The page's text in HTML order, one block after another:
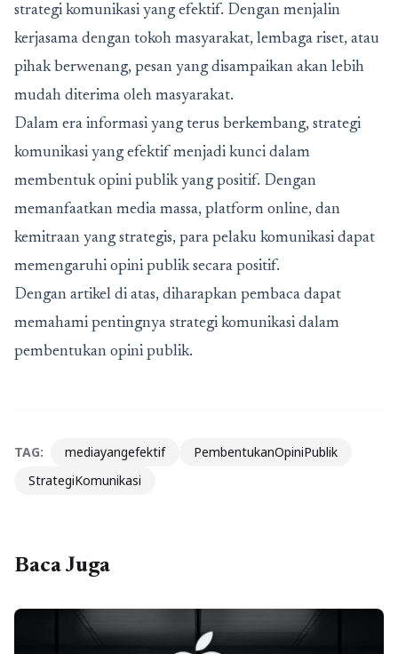
strategi komunikasi yang efektif. Dengan menjalin
kerjasama dengan tokoh masyarakat, lembaga riset, atau
pihak berwenang, pesan yang disampaikan akan lebih
mudah diterima oleh masyarakat.
Dalam era informasi yang terus berkembang, strategi
komunikasi yang efektif menjadi kunci dalam
membentuk opini publik yang positif. Dengan
memanfaatkan media massa, platform online, dan
kemitraan yang strategis, para pelaku komunikasi dapat
memengaruhi opini publik secara positif.
Dengan artikel di atas, diharapkan pembaca dapat
memahami pentingnya strategi komunikasi dalam
pembentukan opini publik.
TAG: mediayangefektif
PembentukanOpiniPublik
StrategiKomunikasi
Baca Juga